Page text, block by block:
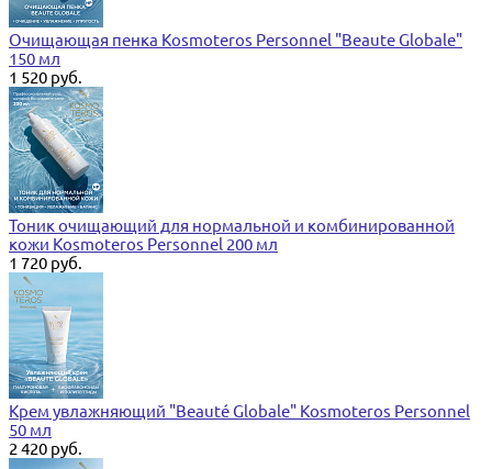
Очищающая пенка Kosmoteros Personnel "Beaute Globale"
150 мл
1 520 руб.
Тоник очищающий для нормальной и комбинированной
кожи Kosmoteros Personnel 200 мл
1 720 руб.
Крем увлажняющий "Beauté Globale" Kosmoteros Personnel
50 мл
2 420 руб.